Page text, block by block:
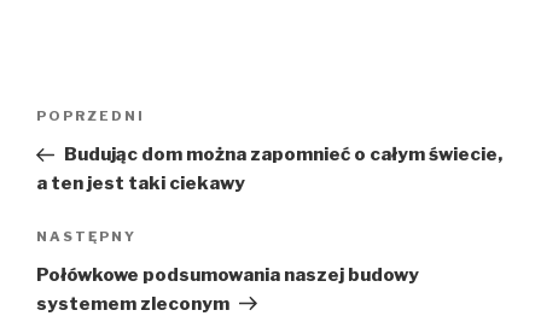
Nawigacja
Poprzedni
wpis
POPRZEDNI
Budując dom można zapomnieć o całym świecie,
a ten jest taki ciekawy
Następny
wpis
NASTĘPNY
Połówkowe podsumowania naszej budowy
systemem zleconym